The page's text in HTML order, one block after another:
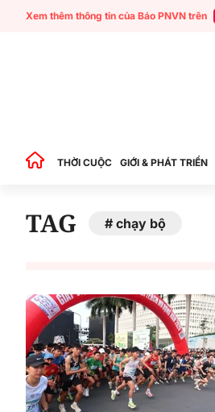
Xem thêm thông tin của Báo PNVN trên
THỜI CUỘC GIỚI & PHÁT TRIỂN
TAG chạy bộ